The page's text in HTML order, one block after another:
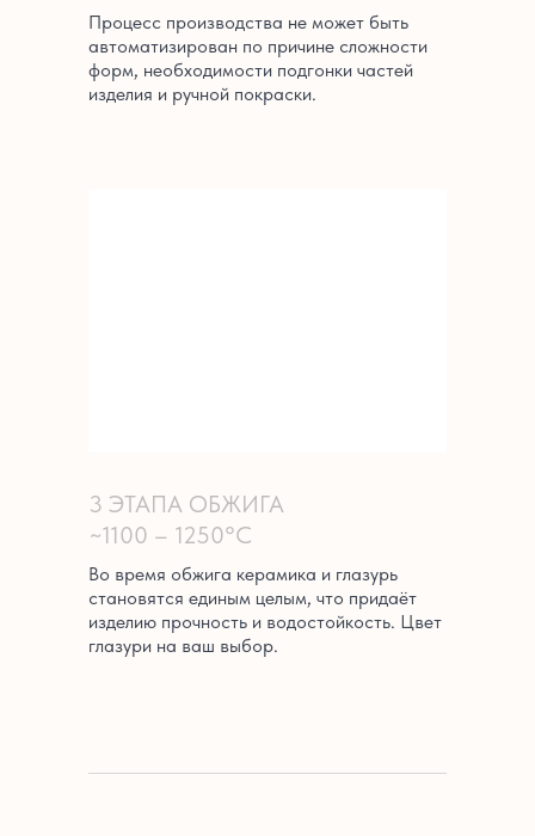
3 ЭТАПА ОБЖИГА
~1100 – 1250°C
Процесс производства не может быть
автоматизирован по причине сложности
форм, необходимости подгонки частей
изделия и ручной покраски.
Во время обжига керамика и глазурь
становятся единым целым, что придаёт
изделию прочность и водостойкость. Цвет
глазури на ваш выбор.